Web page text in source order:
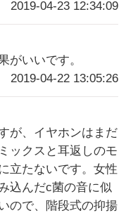
2019-04-23 12:34:09
がいいです。
2019-04-22 13:05:26
が、イヤホンはまだ
ックスと耳返しのモ
立たないです。女性
込んだc菌の音に似
ので、階段式の抑揚